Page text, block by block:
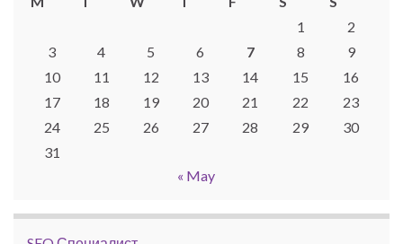
1
2
3
4 5 6 7 8
9
10
11 12 13 14 15
16
17
18 19 20 21 22
23
24
25 26 27 28 29
30
31
« May